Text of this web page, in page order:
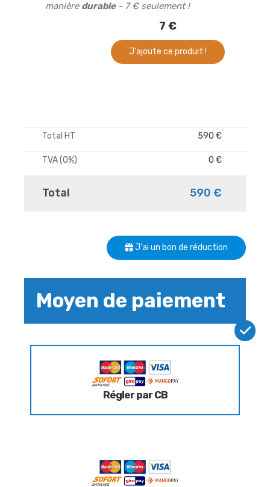
manière durable- 7 € seulement !
7 €
J'ajoute ce produit !
Total HT 590 €
TVA (0%) 0 €
Total 590 €
J'ai un bon de réduction
Moyen de paiement
Régler par CB